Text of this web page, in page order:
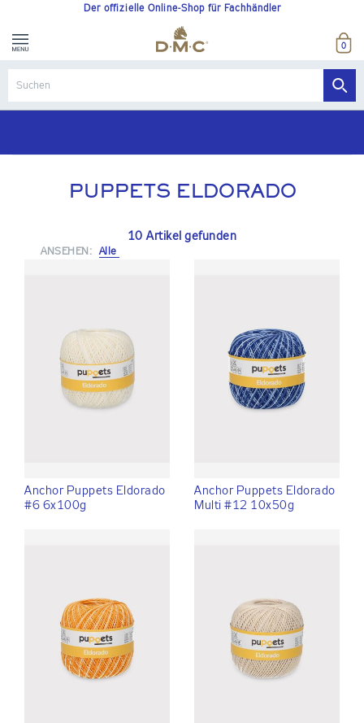
Der offizielle Online-Shop für Fachhändler
0
PUPPETS ELDORADO
10 Artikel gefunden
ANSEHEN: Alle
Anchor Puppets Eldorado
#6 6x100g
Anchor Puppets Eldorado
Multi #12 10x50g